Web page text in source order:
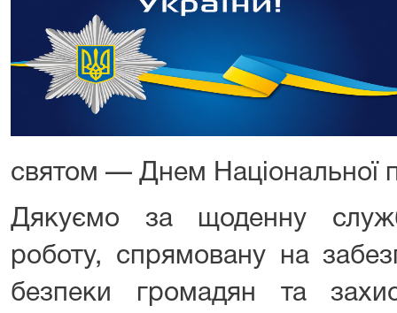
святом — Днем Національної
Дякуємо за щоденну
роботу, спрямовану на
безпеки громадян та